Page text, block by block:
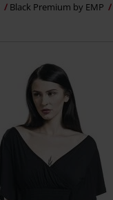
Black Premium by EMP